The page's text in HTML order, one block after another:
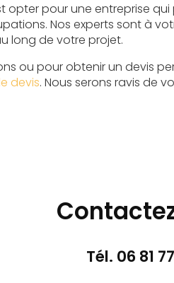
opter pour une entreprise
Nos experts sont à
long de votre projet.
ou pour obtenir un devis
devis. Nous serons ravis de
Tél. 06 81